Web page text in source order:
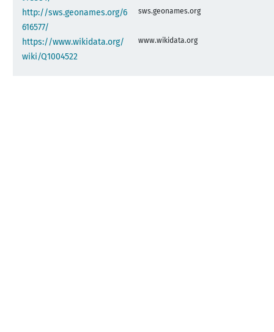
http://sws.geonames.org/6
616577/
sws.geonames.org
https://www.wikidata.org/
wiki/Q1004522
www.wikidata.org